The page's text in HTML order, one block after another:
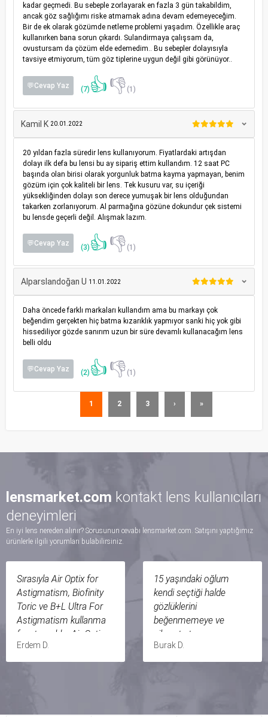
kadar geçmedi. Bu sebeple zorlayarak en fazla 3 gün takabildim,
ancak göz sağlığımı riske atmamak adına devam edemeyeceğim.
Bir de ek olarak gözümde netleme problemi yaşadım. Özellikle araç
kullanırken bana sorun çıkardı. Sulandirmaya çalışsam da,
ovustursam da çözüm elde edemedim.. Bu sebepler dolayısıyla
tavsiye etmiyorum, tüm göz tiplerine uygun değil gibi görünüyor..
💬Cevap Yaz (7) 👍👎(1)
Kamil K 20.01.2022
20 yıldan fazla süredir lens kullanıyorum. Fiyatlardaki artışdan
dolayı ilk defa bu lensi bu ay sipariş ettim kullandım. 12 saat PC
başında olan birisi olarak yorgunluk batma kayma yapmayan, benim
gözüm için çok kaliteli bir lens. Tek kusuru var, su içeriği
yüksekliğinden dolayı son derece yumuşak bir lens olduğundan
takarken zorlanıyorum. Al parmağına gözüne dokundur çek sistemi
bu lensde geçerli değil. Alışmak lazım.
💬Cevap Yaz (3) 👍👎(1)
Alparslandoğan U 11.01.2022
Daha öncede farklı markaları kullandım ama bu markayı çok
beğendim gerçekten hiç batma kızarıklık yapmıyor sanki hiç yok gibi
hissediliyor gözde sanırım uzun bir süre devamlı kullanacağım lens
belli oldu
💬Cevap Yaz (2) 👍👎(1)
1 2 3 › »
lensmarket.com kontakt lens kullanıcıları
deneyimleri
En iyi lens nereden alınır? Sorusunun cevabı lensmarket.com. Satışını yaptığımız
ürünlerle ilgili yorumları bulabilirsiniz.
Sırasıyla Air Optix for
Astigmatism, Biofinity
Toric ve B+L Ultra For
Astigmatism kullanma
fırsatım oldu. Air Optix
ile mükemmel bir görüş
elde ederken, 4 saat
Erdem D.
15 yaşındaki oğlum
kendi seçtiği halde
gözlüklerini
beğenmemeye ve
şikayet etmeye
başladı.Yıllık göz
kontrolünde
Burak D.